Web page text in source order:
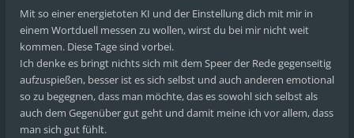
Mit so einer energietoten KI und der Einstellung dich mit mir in
einem Wortduell messen zu wollen, wirst du bei mir nicht weit
kommen. Diese Tage sind vorbei.
Ich denke es bringt nichts sich mit dem Speer der Rede gegenseitig
aufzuspießen, besser ist es sich selbst und auch anderen emotional
so zu begegnen, dass man möchte, das es sowohl sich selbst als
auch dem Gegenüber gut geht und damit meine ich vor allem, dass
man sich gut fühlt.